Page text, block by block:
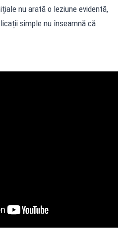
nu arată o leziune evidentă,
simple nu înseamnă că